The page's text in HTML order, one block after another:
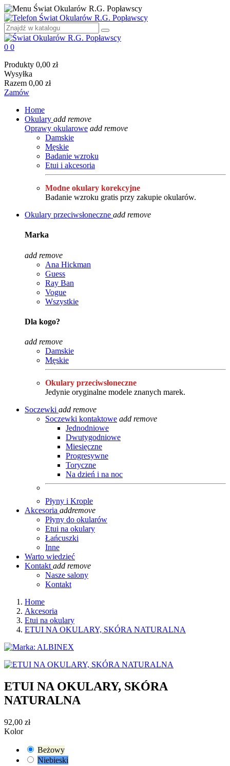
0 0
Produkty 0,00 zł
Wysyłka
Razem 0,00 zł
Zamów
Home
Okulary add remove
Oprawy okularowe add remove
Damskie
Męskie
Badanie wzroku
Etui i akcesoria
Modne okulary korekcyjne
Badanie wzroku gratis przy zakupie okularów.
Okulary przeciwsłoneczne add remove
Marka
add remove
Ana Hickman
Guess
Ray Ban
Vogue
Wszystkie
Dla kogo?
add remove
Damskie
Męskie
Okulary przeciwsłoneczne
Jedynie oryginalne modele znanych marek.
Soczewki add remove
Soczewki kontaktowe add remove
Jednodniowe
Dwutygodniowe
Miesięczne
Progresywne
Toryczne
Na dzień i na noc
Płyny i Krople
Akcesoria addremove
Płyny do okularów
Etui na okulary
Łańcuszki
Inne
Warto wiedzieć
Kontakt add remove
Nasze salony
Kontakt
Home
Akcesoria
Etui na okulary
ETUI NA OKULARY, SKÓRA NATURALNA
ETUI NA OKULARY, SKÓRA
NATURALNA
92,00 zł
Kolor
Beżowy
Niebieski